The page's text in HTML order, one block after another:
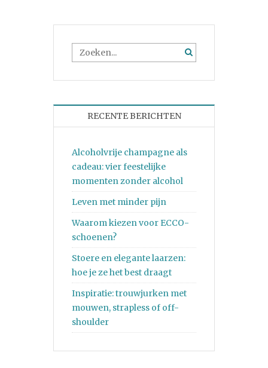
RECENTE BERICHTEN
Alcoholvrije champagne als
cadeau: vier feestelijke
momenten zonder alcohol
Leven met minder pijn
Waarom kiezen voor ECCO-
schoenen?
Stoere en elegante laarzen:
hoe je ze het best draagt
Inspiratie: trouwjurken met
mouwen, strapless of off-
shoulder